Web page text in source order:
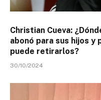
Christian Cueva:
abonó para sus hijos y
puede retirarlos?
30/10/2024